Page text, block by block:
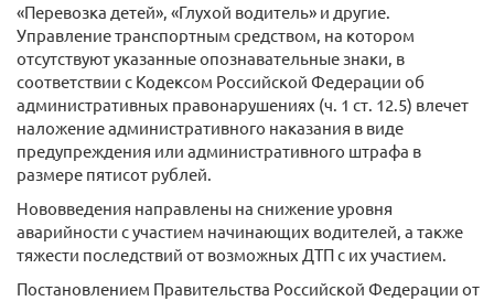
«Перевозка детей», «Глухой водитель» и другие.
Управление транспортным средством, на котором
отсутствуют указанные опознавательные знаки, в
соответствии с Кодексом Российской Федерации об
административных правонарушениях (ч. 1 ст. 12.5) влечет
наложение административного наказания в виде
предупреждения или административного штрафа в
размере пятисот рублей.
Нововведения направлены на снижение уровня
аварийности с участием начинающих водителей, а также
тяжести последствий от возможных ДТП с их участием.
Постановлением Правительства Российской Федерации от